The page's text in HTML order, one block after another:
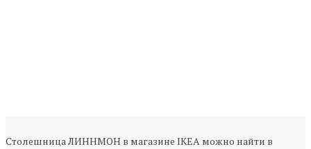
Столешница ЛИННМОН в магазине IKEA можно найти в